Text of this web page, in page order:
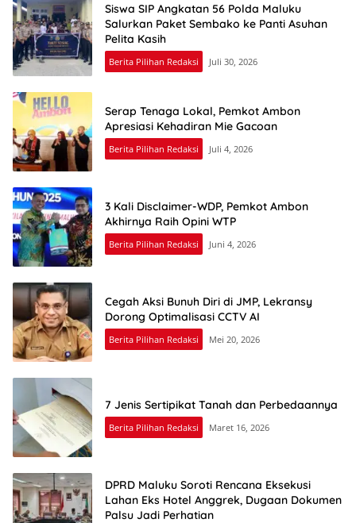
Siswa SIP Angkatan 56 Polda Maluku
Salurkan Paket Sembako ke Panti Asuhan
Pelita Kasih
Berita Pilihan Redaksi Juli 30, 2026
Serap Tenaga Lokal, Pemkot Ambon
Apresiasi Kehadiran Mie Gacoan
Berita Pilihan Redaksi Juli 4, 2026
3 Kali Disclaimer-WDP, Pemkot Ambon
Akhirnya Raih Opini WTP
Berita Pilihan Redaksi Juni 4, 2026
Cegah Aksi Bunuh Diri di JMP, Lekransy
Dorong Optimalisasi CCTV AI
Berita Pilihan Redaksi Mei 20, 2026
7 Jenis Sertipikat Tanah dan Perbedaannya
Berita Pilihan Redaksi Maret 16, 2026
DPRD Maluku Soroti Rencana Eksekusi
Lahan Eks Hotel Anggrek, Dugaan Dokumen
Palsu Jadi Perhatian